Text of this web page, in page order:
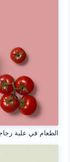
الطعام في علبة